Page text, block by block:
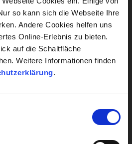
so kann sich die Webseite Ihre
Andere Cookies helfen uns
Online-Erlebnis zu bieten.
auf die Schaltfläche
Weitere Informationen finden
.